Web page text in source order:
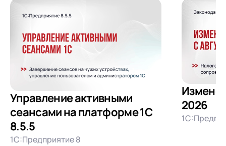
Управление активными
сеансами на платформе 1С
8.5.5
1С:Предприятие 8
2026